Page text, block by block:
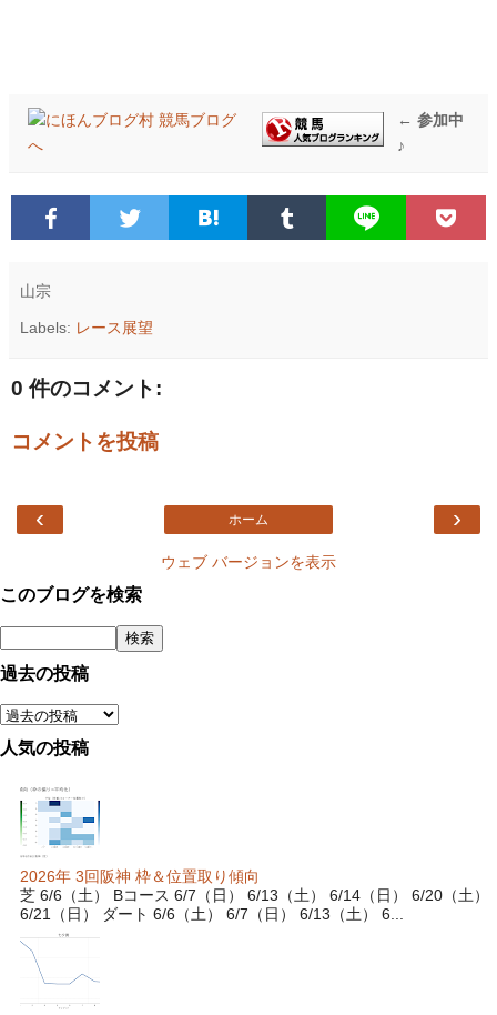
← 参加中
♪
山宗
Labels: レース展望
0 件のコメント:
コメントを投稿
‹ ›
ホーム
ウェブ バージョンを表示
このブログを検索
過去の投稿
人気の投稿
2026年 3回阪神 枠＆位置取り傾向
芝 6/6（土） Bコース 6/7（日） 6/13（土） 6/14（日） 6/20（土）
6/21（日） ダート 6/6（土） 6/7（日） 6/13（土） 6...